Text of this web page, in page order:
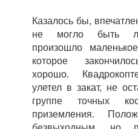
Казалось бы,
не могло быть
произошло
которое
хорошо.
улетел в закат, не
группе точных
приземления.